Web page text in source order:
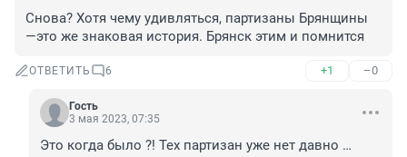
Снова? Хотя чему удивляться, партизаны Брянщины
—это же знаковая история. Брянск этим и помнится
ОТВЕТИТЬ 6 +1 –0
Гость
3 мая 2023, 07:35
Это когда было ?! Тех партизан уже нет давно …